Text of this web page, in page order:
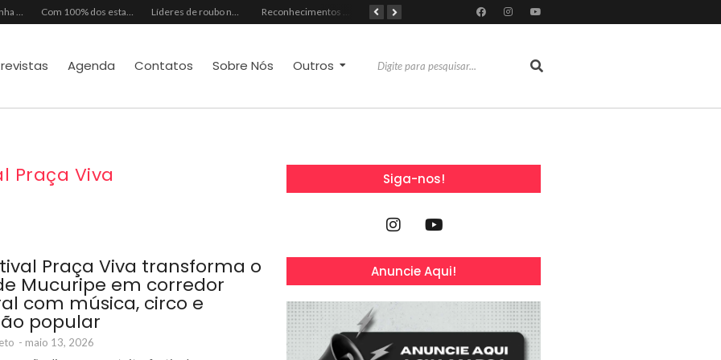
Mês dos Pais ganha programação especial com atrações gratuitas para toda a família no Shopping Maranguape Com 100% dos estandes comercializados, Feira Regional da Beleza reunirá mais de 500 marcas no Centro de Eventos do CE em outubro Líderes de roubo no país, Chevrolet Ônix e Prisma, Hyundai HB20 e Ford Ka enfrentam escassez de peças originais Reconhecimentos consolidam legado do Grupo Raymundo da Fonte ao completar 80 anos
Agenda Contatos Sobre Nós Outros
Praça Viva
Praça Viva transforma o
Mucuripe em corredor
com música, circo e
popular
- maio 13, 2026
Siga-nos!
Anuncie Aqui!